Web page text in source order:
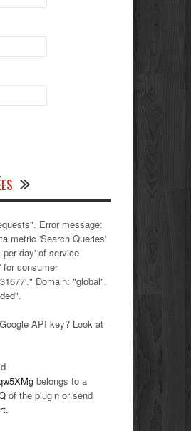
Error message:
metric 'Search Queries'
day' of service
for consumer
Domain: "global".
API key? Look at
belongs to a
of the plugin or send
.